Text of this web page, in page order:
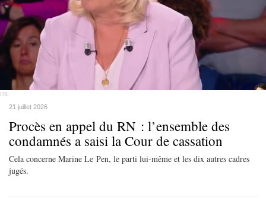
DR
21 juillet 2026
Procès en appel du RN : l’ensemble des
condamnés a saisi la Cour de cassation
Cela concerne Marine Le Pen, le parti lui-même et les dix autres cadres
jugés.